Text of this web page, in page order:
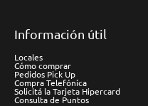
Información útil
Locales
Cómo comprar
Pedidos Pick Up
Compra Telefónica
Solicitá la Tarjeta Hipercard
Consulta de Puntos